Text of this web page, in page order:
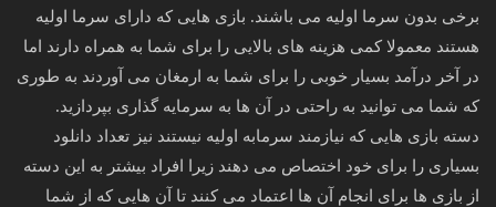
برخی بدون سرما اولیه می باشند. بازی هایی که دارای سرما اولیه
هستند معمولا کمی هزینه های بالایی را برای شما به همراه دارند اما
در آخر درآمد بسیار خوبی را برای شما به ارمغان می آوردند به طوری
که شما می توانید به راحتی در آن ها به سرمایه گذاری بپردازید.
دسته بازی هایی که نیازمند سرمابه اولیه نیستند نیز تعداد دانلود
بسیاری را برای خود اختصاص می دهند زیرا افراد بیشتر به این دسته
از بازی ها برای انجام آن ها اعتماد می کنند تا آن هایی که از شما